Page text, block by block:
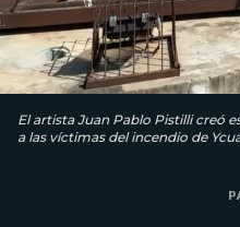
El artista Juan Pablo Pistilli creó
a las víctimas del incendio de